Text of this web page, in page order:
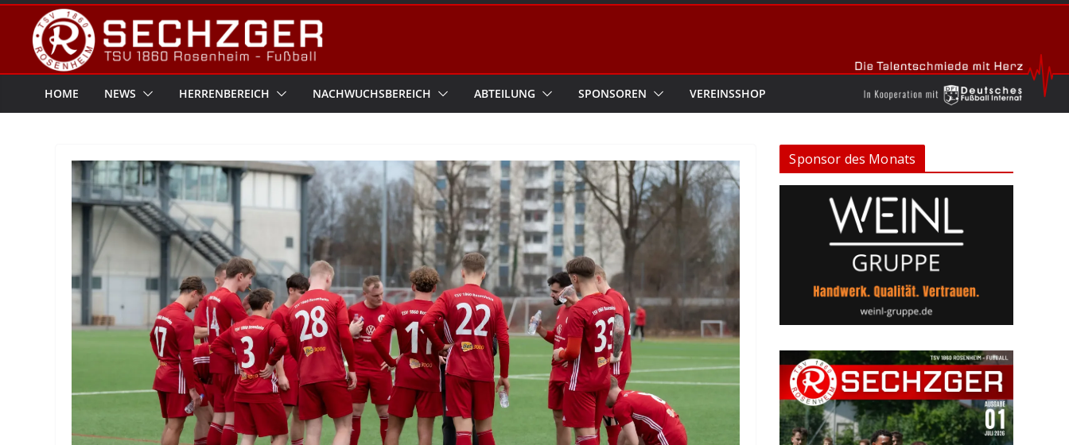
Zum
Inhalt
springen
HOME NEWS HERRENBEREICH NACHWUCHSBEREICH ABTEILUNG SPONSOREN VEREINSSHOP
Sponsor des Monats